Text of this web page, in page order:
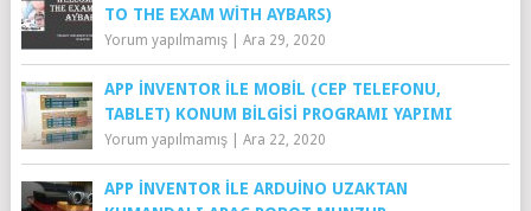
TO THE EXAM WITH AYBARS)
Yorum yapılmamış| Ara 29, 2020
APP İNVENTOR ILE MOBIL (CEP TELEFONU,
TABLET) KONUM BILGISI PROGRAMI YAPIMI
Yorum yapılmamış| Ara 22, 2020
APP İNVENTOR ILE ARDUINO UZAKTAN